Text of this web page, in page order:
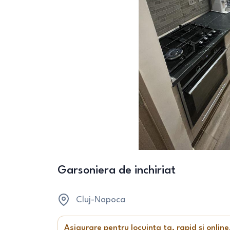
Garsoniera de inchiriat
Cluj-Napoca
Asigurare pentru locuința ta, rapid și